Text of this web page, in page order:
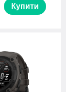
Купити